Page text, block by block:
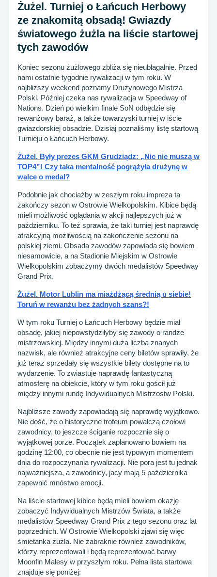
Żużel. Turniej o Łańcuch Herbowy
ze znakomitą obsadą! Gwiazdy
światowego żużla na liście startowej
tych zawodów
Koniec sezonu żużlowego zbliża się nieubłagalnie. Przed
nami ostatnie tygodnie rywalizacji w tym roku. W
najbliższy weekend poznamy Drużynowego Mistrza
Polski. Później czeka nas rywalizacja w Speedway of
Nations. Dzień po wielkim finale SoN odbędzie się
rewanżowy baraż, a także towarzyski turniej w iście
gwiazdorskiej obsadzie. Dzisiaj poznaliśmy listę startową
Turnieju o Łańcuch Herbowy.
Żużel. Były prezes GKM Grudziądz: „Nic nie muszą w
TOP4”! Czy taka mentalność pogrążyła drużynę w
walce o medal?
Podobnie jak chociażby w zeszłym roku impreza ta
zakończy sezon w Ostrowie Wielkopolskim. Kibice będą
mieli możliwość oglądania w akcji najlepszych już w
październiku. To też sprawia, że taki turniej jest naprawdę
atrakcyjną możliwością na zakończenie sezonu na
polskiej ziemi. Obsada zawodów zapowiada się bowiem
niesamowicie, a na Stadionie Miejskim w Ostrowie
Wielkopolskim zobaczymy dwóch medalistów Speedway
Grand Prix.
Żużel. Motor Lublin ma miażdżącą średnią u siebie!
Toruń w rewanżu bez żadnych szans?!
W tym roku Turniej o Łańcuch Herbowy będzie miał
obsadę, jakiej niepowstydziłyby się zawody o randze
mistrzowskiej. Między innymi duża liczba znanych
nazwisk, ale również atrakcyjne ceny biletów sprawiły, że
już teraz sprzedały się wszystkie bilety dostępne na to
wydarzenie. To zwiastuje naprawdę fantastyczną
atmosferę na obiekcie, który w tym roku gościł już
między innymi rundę Indywidualnych Mistrzostw Polski.
Najbliższe zawody zapowiadają się naprawdę wyjątkowo.
Nie dość, że o historyczne trofeum powalczą czołowi
zawodnicy, to jeszcze ściganie rozpocznie się o
wyjątkowej porze. Początek zaplanowano bowiem na
godzinę 12:00, co obecnie nie jest typowym momentem
dnia do rozpoczynania rywalizacji. Nie pora jest tu jednak
najważniejsza, a zawodnicy, jacy mają 5 października
zapewnić mnóstwo emocji.
Na liście startowej kibice będą mieli bowiem okazję
zobaczyć Indywidualnych Mistrzów Świata, a także
medalistów Speedway Grand Prix z tego sezonu oraz lat
poprzednich. W Ostrowie Wielkopolski zjawi się więc
śmietanka żużla. Nie zabraknie również zawodników,
którzy reprezentowali i będą reprezentować barwy
Moonfin Malesy w przyszłym roku. Pełna lista startowa
znajduje się poniżej: